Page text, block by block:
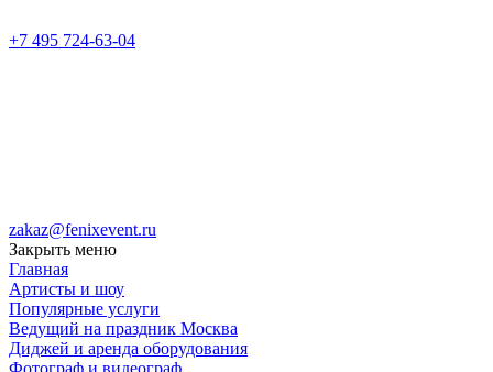
+7 495 724-63-04
zakaz@fenixevent.ru
Закрыть меню
Главная
Артисты и шоу
Популярные услуги
Ведущий на праздник Москва
Диджей и аренда оборудования
Фотограф и видеограф